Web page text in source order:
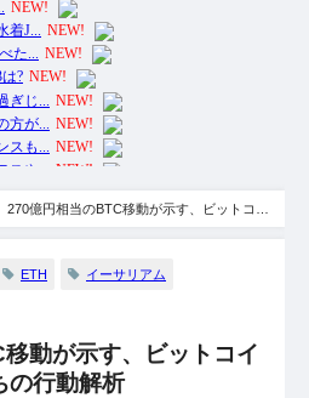
270億円相当のBTC移動が示す、ビットコイ
ETH イーサリアム
動が示す、ビットコイ
の行動解析